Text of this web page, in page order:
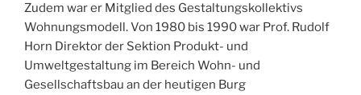
Zudem war er Mitglied des Gestaltungskollektivs
Wohnungsmodell. Von 1980 bis 1990 war Prof. Rudolf
Horn Direktor der Sektion Produkt- und
Umweltgestaltung im Bereich Wohn- und
Gesellschaftsbau an der heutigen Burg